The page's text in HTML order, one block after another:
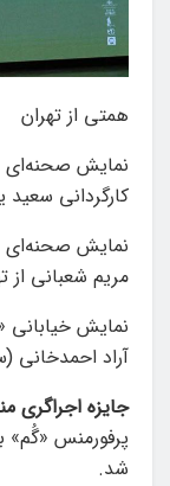
همتی از تهران
نمایش‌ صحنه‌ای
کارگردانی سعید
نمایش‌ صحنه‌ای «
مریم شعبانی از
نمایش خیابانی
آراد احمدخانی
جایزه اجراگری
پرفورمنس «گُم»
شد.